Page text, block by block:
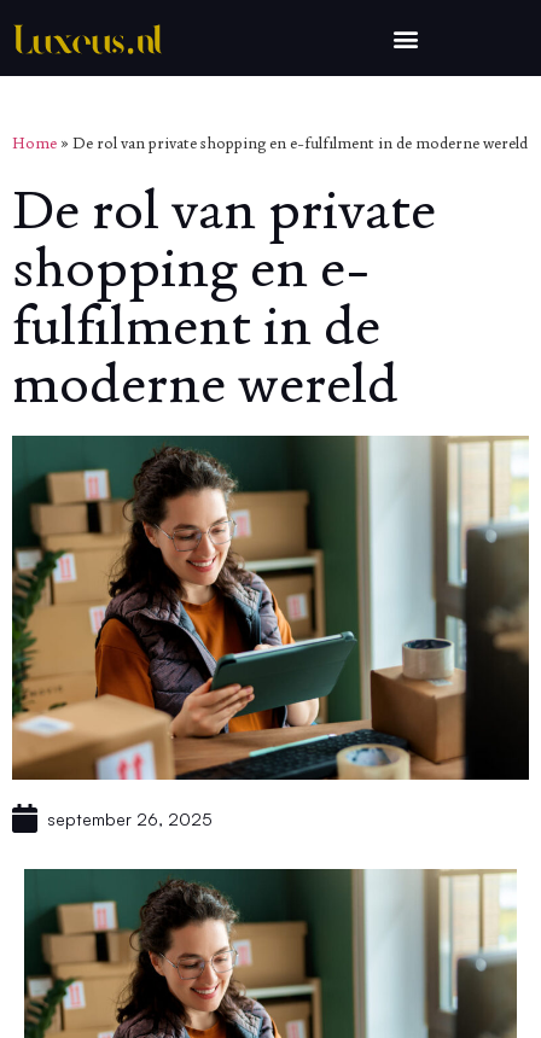
Home » De rol van private shopping en e-fulfilment in de moderne wereld
De rol van private
shopping en e-
fulfilment in de
moderne wereld
september 26, 2025